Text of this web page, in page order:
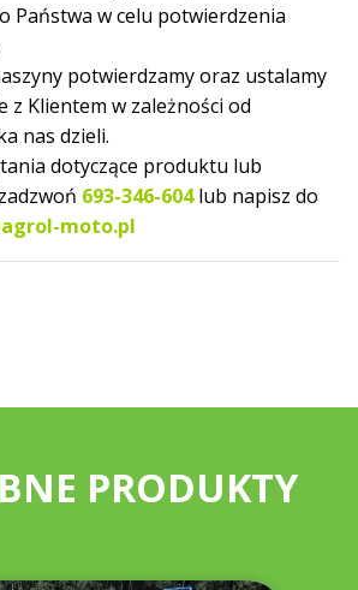
Państwa w celu potwierdzenia
potwierdzamy oraz ustalamy
z Klientem w zależności od
nas dzieli.
dotyczące produktu lub
693-346-604 lub napisz do
moto.pl
PRODUKTY